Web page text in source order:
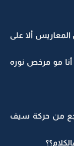
ألا على
مو مرخص نوره
من حركة سيف